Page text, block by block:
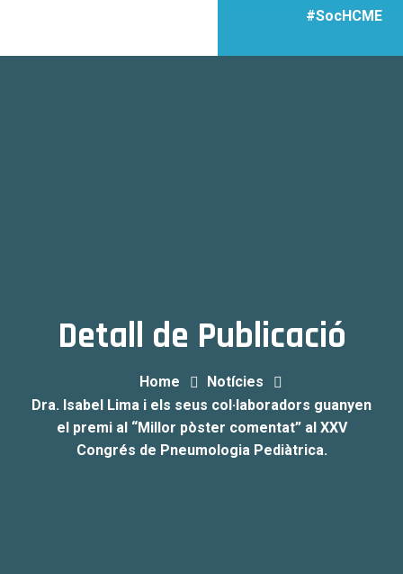
#SocHCME
Detall de Publicació
Home
Notícies
Dra. Isabel Lima i els seus col·laboradors guanyen
el premi al “Millor pòster comentat” al XXV
Congrés de Pneumologia Pediàtrica.